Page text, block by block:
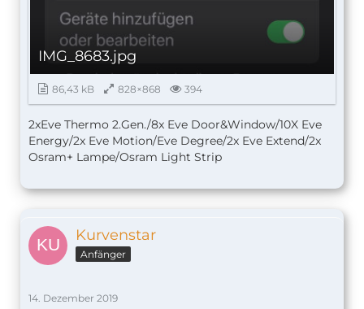
IMG_8683.jpg
86,43 kB 828×868 394
2xEve Thermo 2.Gen./8x Eve Door&Window/10X Eve
Energy/2x Eve Motion/Eve Degree/2x Eve Extend/2x
Osram+ Lampe/Osram Light Strip
Kurvenstar
Anfänger
14. Dezember 2019